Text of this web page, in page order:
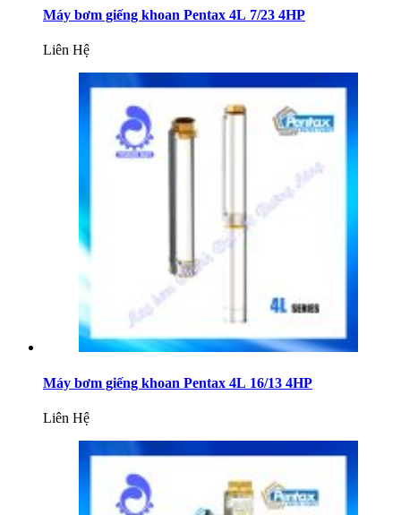
Máy bơm giếng khoan Pentax 4L 7/23 4HP
Liên Hệ
Máy bơm giếng khoan Pentax 4L 16/13 4HP
Liên Hệ